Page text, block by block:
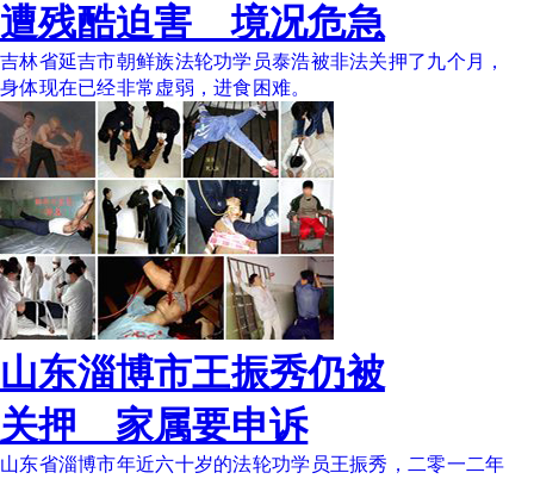
遭残酷迫害 境况危急
吉林省延吉市朝鲜族法轮功学员泰浩被非法关押了九个月，
身体现在已经非常虚弱，进食困难。
山东淄博市王振秀仍被
关押 家属要申诉
山东省淄博市年近六十岁的法轮功学员王振秀，二零一二年